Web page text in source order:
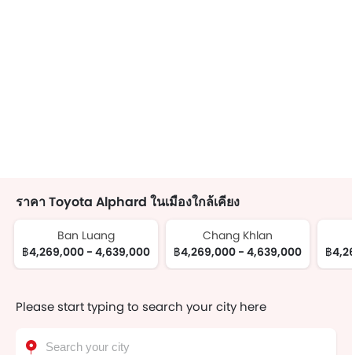
ราคา Toyota Alphard ในเมืองใกล้เคียง
Ban Luang
฿4,269,000 - 4,639,000
Chang Khlan
฿4,269,000 - 4,639,000
฿
Please start typing to search your city here